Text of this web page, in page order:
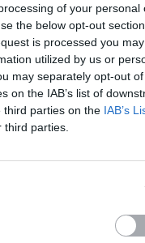
of your personal
the below opt-out
is processed you may
utilized by us or
may separately opt-out
on the IAB’s list of
third parties on the IAB’s
parties.
ao
Van